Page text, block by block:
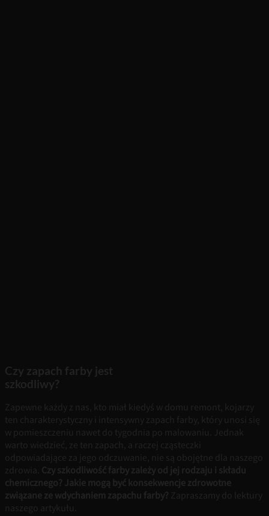
Czy zapach farby jest
szkodliwy?
Zapewne każdy z nas, kto miał kiedyś w domu remont, kojarzy
ten charakterystyczny i intensywny zapach farby, który unosi się
w pomieszczeniu nawet do tygodnia po malowaniu. Jednak
warto wiedzieć, ze ten zapach, a raczej cząsteczki
odpowiadające za jego odczuwanie, nie są obojętne dla naszego
zdrowia. Czy szkodliwość farby zależy od jej rodzaju i składu
chemicznego? Jakie mogą być konsekwencje zdrowotne
związane ze wdychaniem zapachu farby? Zapraszamy do lektury
naszego artykułu.